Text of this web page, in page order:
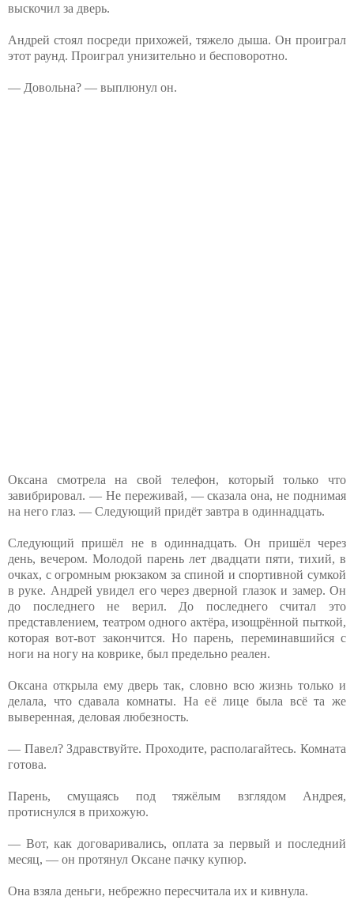
выскочил за дверь.
Андрей стоял посреди прихожей, тяжело дыша. Он проиграл
этот раунд. Проиграл унизительно и бесповоротно.
— Довольна? — выплюнул он.
Оксана смотрела на свой телефон, который только что
завибрировал. — Не переживай, — сказала она, не поднимая
на него глаз. — Следующий придёт завтра в одиннадцать.
Следующий пришёл не в одиннадцать. Он пришёл через
день, вечером. Молодой парень лет двадцати пяти, тихий, в
очках, с огромным рюкзаком за спиной и спортивной сумкой
в руке. Андрей увидел его через дверной глазок и замер. Он
до последнего не верил. До последнего считал это
представлением, театром одного актёра, изощрённой пыткой,
которая вот-вот закончится. Но парень, переминавшийся с
ноги на ногу на коврике, был предельно реален.
Оксана открыла ему дверь так, словно всю жизнь только и
делала, что сдавала комнаты. На её лице была всё та же
выверенная, деловая любезность.
— Павел? Здравствуйте. Проходите, располагайтесь. Комната
готова.
Парень, смущаясь под тяжёлым взглядом Андрея,
протиснулся в прихожую.
— Вот, как договаривались, оплата за первый и последний
месяц, — он протянул Оксане пачку купюр.
Она взяла деньги, небрежно пересчитала их и кивнула.